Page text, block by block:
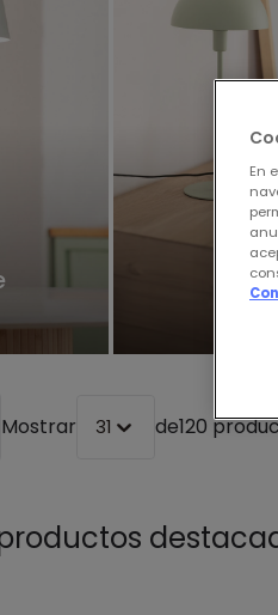
Mostrar 31 de120
En